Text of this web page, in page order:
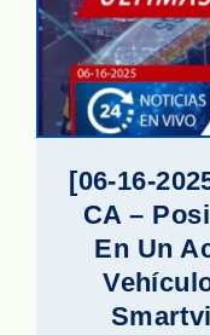
[06-16-
CA –
En Un